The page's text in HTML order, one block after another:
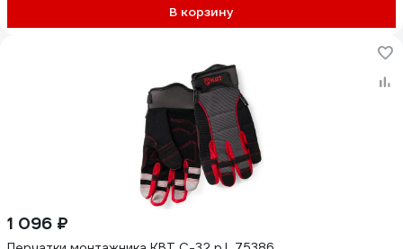
В корзину
1 096 ₽